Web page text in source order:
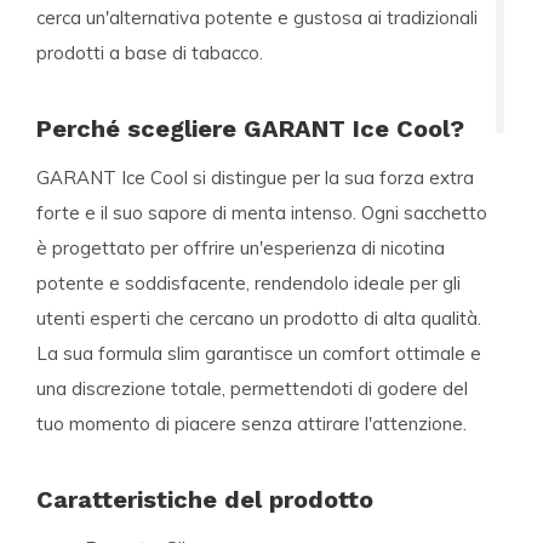
cerca un'alternativa potente e gustosa ai tradizionali
prodotti a base di tabacco.
Perché scegliere GARANT Ice Cool?
GARANT Ice Cool si distingue per la sua forza extra
forte e il suo sapore di menta intenso. Ogni sacchetto
è progettato per offrire un'esperienza di nicotina
potente e soddisfacente, rendendolo ideale per gli
utenti esperti che cercano un prodotto di alta qualità.
La sua formula slim garantisce un comfort ottimale e
una discrezione totale, permettendoti di godere del
tuo momento di piacere senza attirare l'attenzione.
Caratteristiche del prodotto